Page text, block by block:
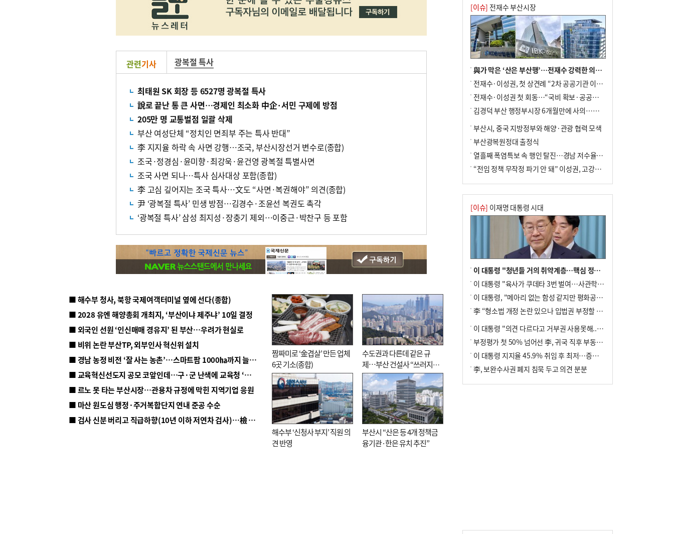
관련기사 광복절 특사
최태원 SK 회장 등 6527명 광복절 특사
說로 끝난 통 큰 사면…경제인 최소화 中企·서민 구제에 방점
205만 명 교통벌점 일괄 삭제
부산 여성단체 “정치인 면죄부 주는 특사 반대”
李 지지율 하락 속 사면 강행…조국, 부산시장선거 변수로(종합)
조국·정경심·윤미향·최강욱·윤건영 광복절 특별사면
조국 사면 되나…특사 심사대상 포함(종합)
李 고심 깊어지는 조국 특사…文도 “사면·복권해야” 의견(종합)
尹 ‘광복절 특사’ 민생 방점…김경수·조윤선 복권도 촉각
‘광복절 특사’ 삼성 최지성·장충기 제외…이중근·박찬구 등 포함
■ 해수부 청사, 북항 국제여객터미널 옆에 선다(종합)
■ 2028 유엔 해양총회 개최지, ‘부산이냐 제주냐’ 10일 결정
■ 외국인 선원 ‘인신매매 경유지’ 된 부산…우려가 현실로
■ 비위 논란 부산TP, 외부인사 혁신위 설치
■ 경남 농정 비전 ‘잘 사는 농촌’…스마트팜 1000㏊까지 늘린다
■ 교육혁신선도지 공모 코앞인데…구·군 난색에 교육청 ‘쩔쩔’
■ 르노 못 타는 부산시장…관용차 규정에 막힌 지역기업 응원
■ 마산 원도심 행정·주거복합단지 연내 준공 수순
■ 검사 신분 버리고 직급하향(10년 이하 저연차 검사)…檢 중수청행 기피
짬짜미로 ‘金겹살’ 만든 업체
6곳 기소(종합)
수도권과 다른데 같은 규
제…부산 건설사 “쓰러지기
직전”
해수부 ‘신청사 부지’ 직원 의
견 반영
부산시 “산은 등 4개 정책금
융기관·한은 유치 추진”
10 경위 이하 경찰 하위직 ‘중수청 러시’ 전
망…檢 기피와 대조
[이슈] 전재수 부산시장
與가 막은 ‘산은 부산행’…전재수 강력한 의지 표명 없인 공염불
전재수·이성권, 첫 상견례 “2차 공공기관 이전 초당 협력”(종합)
전재수·이성권 첫 회동…“국비 확보·공공기관 이전 협력”
김경덕 부산 행정부시장 6개월만에 사의…후임 인선 촉각
부산시, 중국 지방정부와 해양·관광 협력 모색
부산광복원정대 출정식
열흘째 폭염특보 속 행인 탈진…경남 저수율 평년의 절반
“전임 정책 무작정 파기 안 돼” 이성권, 고강도 ‘전재수 견제’ 예고
[이슈] 이재명 대통령 시대
이 대통령 "청년들 거의 취약계층…핵심 정책 재편""
이 대통령 "육사가 쿠데타 3번 벌여…사관학교 통합 신속히 추진"
이 대통령, "메아리 없는 함성 같지만 평화공존책 계속해야"
李 “형소법 개정 논란 있으나 입법권 부정할 만큼은 아냐”(종합)
이 대통령 "의견 다르다고 거부권 사용못해.. 입법권 부정할 상황이라 보기 어려워"
부정평가 첫 50% 넘어선 李, 귀국 직후 부동산·증시 점검(종합)
이 대통령 지지율 45.9% 취임 후 최저…증시 폭락·연임 개헌 논란 영향
李, 보완수사권 폐지 침묵 두고 의견 분분